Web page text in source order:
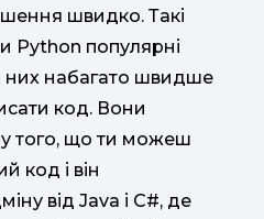
швидко. Такі
Python популярні
них набагато швидше
код. Вони
того, що ти можеш
код і він
від Java і С#, де